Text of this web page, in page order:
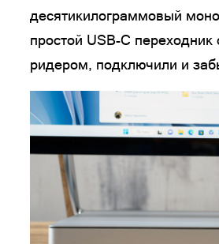
десятикилограммовый
простой USB-C переходник
ридером, подключили и